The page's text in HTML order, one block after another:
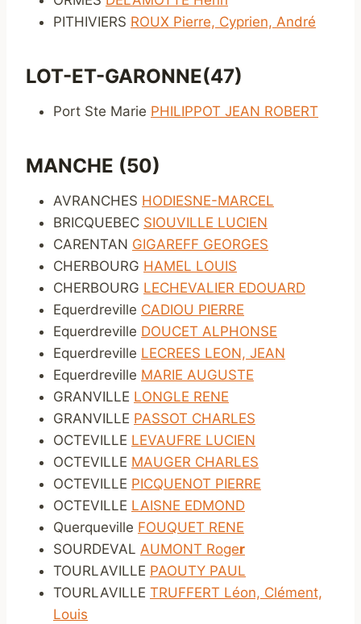
PITHIVIERS ROUX Pierre, Cyprien, André
LOT-ET-GARONNE(47)
Port Ste Marie PHILIPPOT JEAN ROBERT
MANCHE (50)
AVRANCHES HODIESNE-MARCEL
BRICQUEBEC SIOUVILLE LUCIEN
CARENTAN GIGAREFF GEORGES
CHERBOURG HAMEL LOUIS
CHERBOURG LECHEVALIER EDOUARD
Equerdreville CADIOU PIERRE
Equerdreville DOUCET ALPHONSE
Equerdreville LECREES LEON, JEAN
Equerdreville MARIE AUGUSTE
GRANVILLE LONGLE RENE
GRANVILLE PASSOT CHARLES
OCTEVILLE LEVAUFRE LUCIEN
OCTEVILLE MAUGER CHARLES
OCTEVILLE PICQUENOT PIERRE
OCTEVILLE LAISNE EDMOND
Querqueville FOUQUET RENE
SOURDEVAL AUMONT Roger
TOURLAVILLE PAOUTY PAUL
TOURLAVILLE TRUFFERT Léon, Clément,
Louis